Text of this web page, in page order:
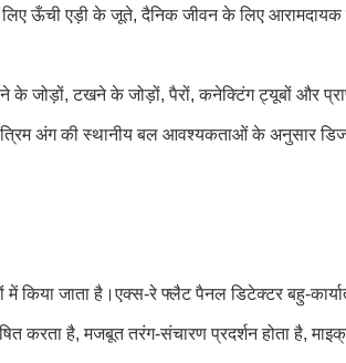
ऊँची एड़ी के जूते, दैनिक जीवन के लिए
के जोड़ों, टखने के जोड़ों, पैरों, कनेक्टिंग ट्यूबों और
अंग की स्थानीय बल आवश्यकताओं के अनुसार
में किया जाता है।एक्स-रे फ्लैट पैनल डिटेक्टर बहु-
करता है, मजबूत तरंग-संचारण प्रदर्शन होता है,